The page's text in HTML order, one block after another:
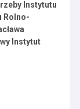
Instytutu
Rolno-
Instytut